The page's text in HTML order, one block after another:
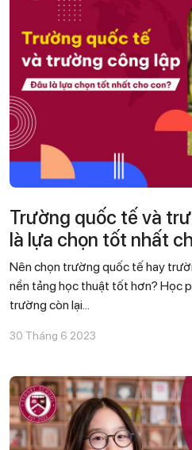
Trường quốc tế và
là lựa chọn tốt nhất
Nên chọn trường quốc tế hay
nền tảng học thuật tốt hơn? Học
trường còn lại...
30 Tháng 6 2023